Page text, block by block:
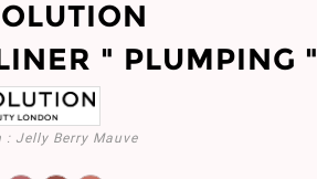
" PLUMPING "
: Jelly Berry Mauve